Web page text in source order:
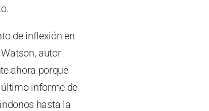
de inflexión en
autor
ahora porque
último informe de
hasta la